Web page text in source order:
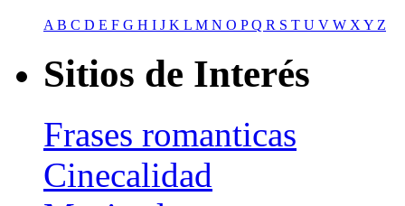
A B C D E F G H I J K L M N O PQ R S T U V W X Y Z
Sitios de Interés
Frases romanticas
Cinecalidad